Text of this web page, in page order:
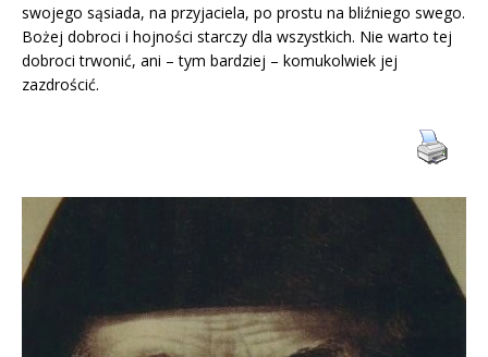
swojego sąsiada, na przyjaciela, po prostu na bliźniego swego.
Bożej dobroci i hojności starczy dla wszystkich. Nie warto tej
dobroci trwonić, ani – tym bardziej – komukolwiek jej
zazdrościć.